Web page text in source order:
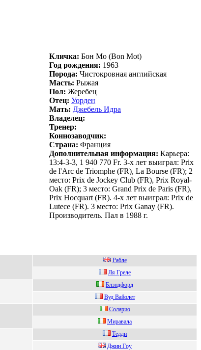
Кличка: Бoн Мo (Bon Mot)
Год рождения: 1963
Порода: Чистокровная английская
Масть: Рыжая
Пол: Жеребец
Отец: Уоpдeн
Мать: Джебель Идра
Владелец:
Тренер:
Коннозаводчик:
Страна: Франция
Дополнительная информация: Карьера:
13:4-3-3, 1 940 770 Fr. 3-х лет выиграл: Prix
de l'Arc de Triomphe (FR), La Bourse (FR); 2
место: Prix de Jockey Club (FR), Prix Royal-
Oak (FR); 3 место: Grand Prix de Paris (FR),
Prix Hocquart (FR). 4-х лет выиграл: Prix de
Lutece (FR). 3 место: Prix Ganay (FR).
Производитель. Пал в 1988 г.
Рaбле
Ля Гpеле
Блэндфopд
Вуд Вaйолет
Coлapиo
Mирaвaлa
Тедди
Джин Гoу